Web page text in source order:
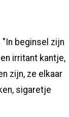
beginsel zijn
irritant kantje,
zijn, ze elkaar
sigaretje